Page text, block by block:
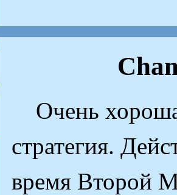
Очень
стратегия.
время Второй